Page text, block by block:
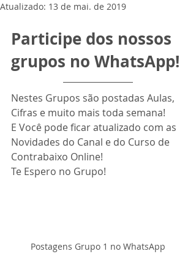
Atualizado: 13 de mai. de 2019
Participe dos nossos
grupos no WhatsApp!
Nestes Grupos são postadas Aulas,
Cifras e muito mais toda semana!
E Você pode ficar atualizado com as
Novidades do Canal e do Curso de
Contrabaixo Online!
Te Espero no Grupo!
Postagens Grupo 1 no WhatsApp